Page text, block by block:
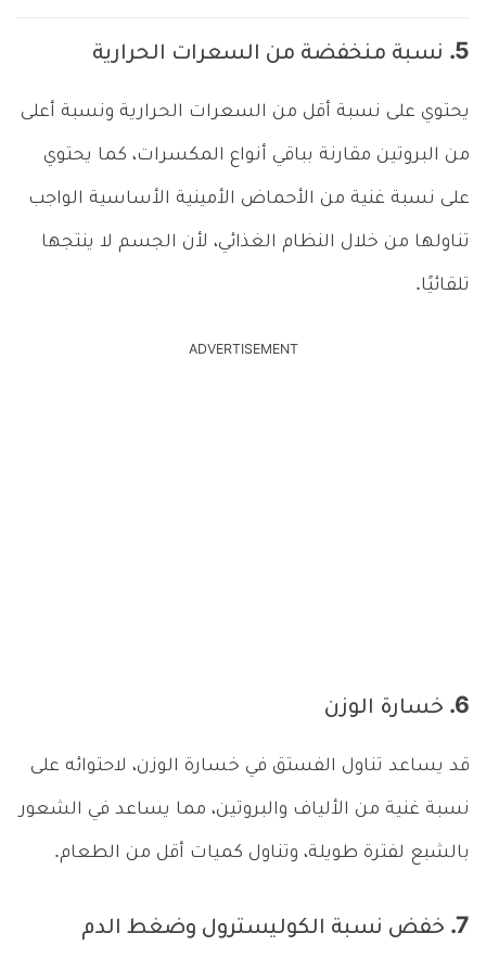
5. نسبة منخفضة من السعرات الحرارية
يحتوي على نسبة أقل من السعرات الحرارية ونسبة أعلى
من البروتين مقارنة بباقي أنواع المكسرات، كما يحتوي
على نسبة غنية من الأحماض الأمينية الأساسية الواجب
تناولها من خلال النظام الغذائي، لأن الجسم لا ينتجها
تلقائيًا.
ADVERTISEMENT
6. خسارة الوزن
قد يساعد تناول الفستق في خسارة الوزن، لاحتوائه على
نسبة غنية من الألياف والبروتين، مما يساعد في الشعور
بالشبع لفترة طويلة، وتناول كميات أقل من الطعام.
7. خفض نسبة الكوليسترول وضغط الدم